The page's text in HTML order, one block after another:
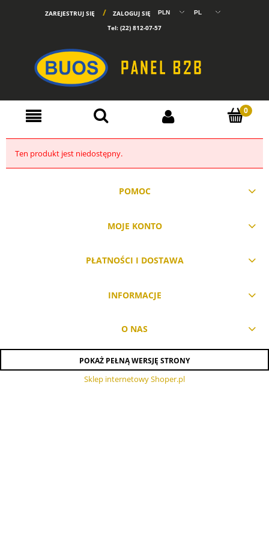
ZAREJESTRUJ SIĘ
ZALOGUJ SIĘ
Tel: (22) 812-07-57
Ten produkt jest niedostępny.
POMOC
MOJE KONTO
PŁATNOŚCI I DOSTAWA
INFORMACJE
O NAS
POKAŻ PEŁNĄ WERSJĘ STRONY
Sklep internetowy Shoper.pl